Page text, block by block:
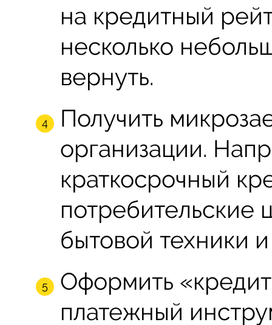
на кредитный
несколько
вернуть.
Получить
организации.
краткосрочный
потребительские
бытовой техники и
Оформить
платежный